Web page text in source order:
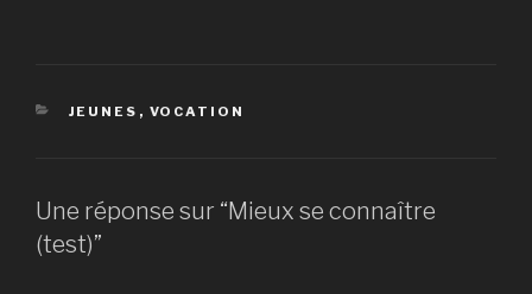
CATÉGORIES
JEUNES , VOCATION
Une réponse sur “Mieux se connaître
(test)”